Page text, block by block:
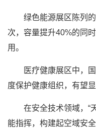
绿色能源展区陈列
次，容量提升40%的同
用。
医疗健康展区中，
度保护健康组织，有望
在安全技术领域，“
能指挥，构建起空域安